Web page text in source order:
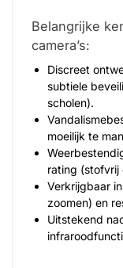
Belangrijke
camera’s:
Discreet
subtiele
scholen).
moeilijk te
rating (stofvrij
Verkrijgbaar
zoomen) en
Uitstekend